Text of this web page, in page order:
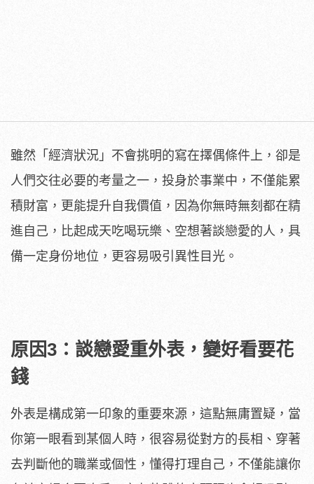
雖然「經濟狀況」不會挑明的寫在擇偶條件上，卻是
人們交往必要的考量之一，投身於事業中，不僅能累
積財富，更能提升自我價值，因為你無時無刻都在精
進自己，比起成天吃喝玩樂、空想著談戀愛的人，具
備一定身份地位，更容易吸引異性目光。
原因3：談戀愛重外表，變好看要花
錢
外表是構成第一印象的重要來源，這點無庸置疑，當
你第一眼看到某個人時，很容易從對方的長相、穿著
去判斷他的職業或個性，懂得打理自己，不僅能讓你